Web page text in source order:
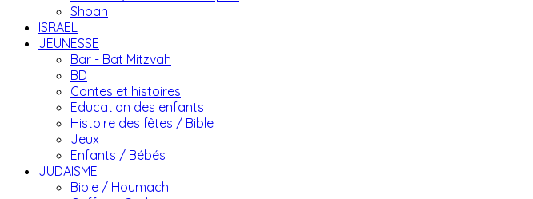
Shoah
ISRAEL
JEUNESSE
Bar - Bat Mitzvah
BD
Contes et histoires
Education des enfants
Histoire des fêtes / Bible
Jeux
Enfants / Bébés
JUDAISME
Bible / Houmach